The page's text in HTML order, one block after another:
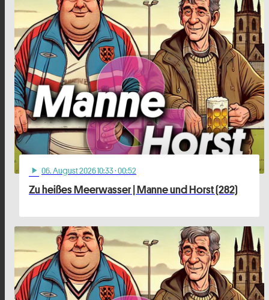
play_arrow 06. August 2026 10:33· 00:52
Zu heißes Meerwasser | Manne und Horst (282)